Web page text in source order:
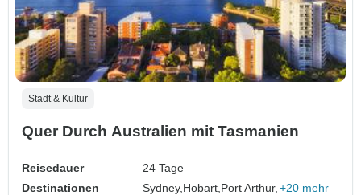
Stadt & Kultur
Quer Durch Australien mit Tasmanien
Reisedauer
24 Tage
Destinationen
Sydney, Hobart, Port Arthur, +20 mehr